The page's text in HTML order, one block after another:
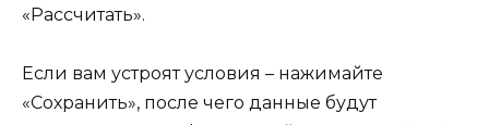
«Рассчитать».
Если вам устроят условия – нажимайте
«Сохранить», после чего данные будут